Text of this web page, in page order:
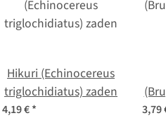
Hikuri (Echinocereus
triglochidiatus) zaden
4,19 €* 3,79